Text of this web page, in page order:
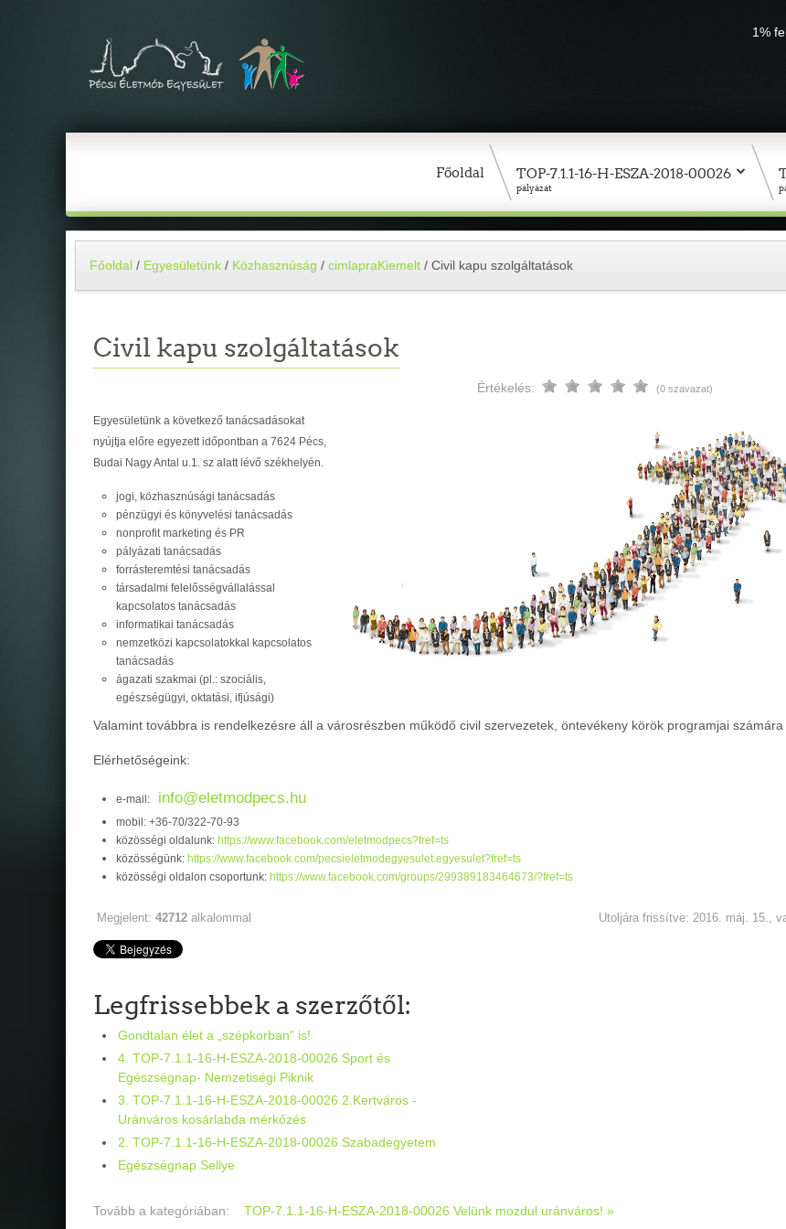
1%
Főoldal TOP-7.1.1-16-H-ESZA-2018-00026
pályázat
Főoldal / Egyesületünk / Közhasznúság / cimlapraKiemelt / Civil kapu szolgáltatások
Civil kapu szolgáltatások
Értékelés: (0 szavazat)
Egyesületünk a következő tanácsadásokat
nyújtja előre egyezett időpontban a 7624 Pécs,
Budai Nagy Antal u.1. sz alatt lévő székhelyén.
jogi, közhasznúsági tanácsadás
pénzügyi és könyvelési tanácsadás
nonprofit marketing és PR
pályázati tanácsadás
forrásteremtési tanácsadás
társadalmi felelősségvállalással
kapcsolatos tanácsadás
informatikai tanácsadás
nemzetközi kapcsolatokkal kapcsolatos
tanácsadás
ágazati szakmai (pl.: szociális,
egészségügyi, oktatási, ifjúsági)
Valamint továbbra is rendelkezésre áll a városrészben működő civil szervezetek, öntevékeny körök programjai számára
Elérhetőségeink:
e-mail: info@eletmodpecs.hu
mobil: +36-70/322-70-93
közösségi oldalunk: https://www.facebook.com/eletmodpecs?fref=ts
közösségünk: https://www.facebook.com/pecsieletmodegyesulet.egyesulet?fref=ts
közösségi oldalon csoportunk: https://www.facebook.com/groups/299389183464673/?fref=ts
Megjelent: 42712 alkalommal Utoljára frissítve: 2016. máj. 15.,
Legfrissebbek a szerzőtől:
Gondtalan élet a „szépkorban” is!
4. TOP-7.1.1-16-H-ESZA-2018-00026 Sport és
Egészségnap- Nemzetiségi Piknik
3. TOP-7.1.1-16-H-ESZA-2018-00026 2.Kertváros -
Uránváros kosárlabda mérkőzés
2. TOP-7.1.1-16-H-ESZA-2018-00026 Szabadegyetem
Egészségnap Sellye
Tovább a kategóriában: TOP-7.1.1-16-H-ESZA-2018-00026 Velünk mozdul uránváros! »